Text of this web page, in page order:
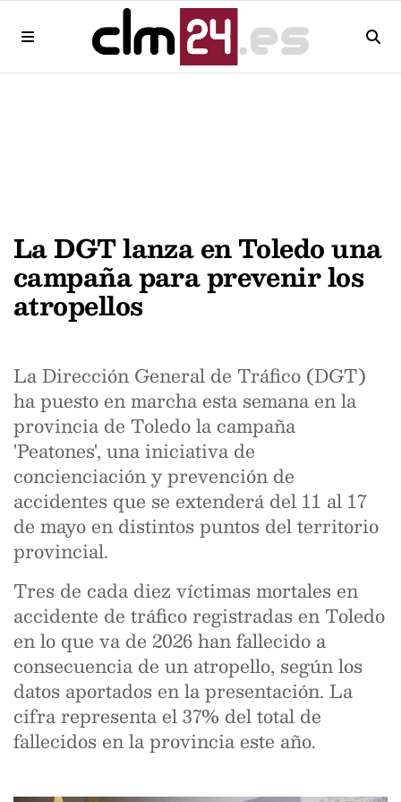
La DGT lanza en Toledo una
campaña para prevenir los
atropellos
La Dirección General de Tráfico (DGT)
ha puesto en marcha esta semana en la
provincia de Toledo la campaña
'Peatones', una iniciativa de
concienciación y prevención de
accidentes que se extenderá del 11 al 17
de mayo en distintos puntos del territorio
provincial.
Tres de cada diez víctimas mortales en
accidente de tráfico registradas en Toledo
en lo que va de 2026 han fallecido a
consecuencia de un atropello, según los
datos aportados en la presentación. La
cifra representa el 37% del total de
fallecidos en la provincia este año.